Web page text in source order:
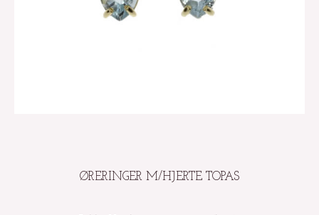
ØRERINGER M/HJERTE TOPAS